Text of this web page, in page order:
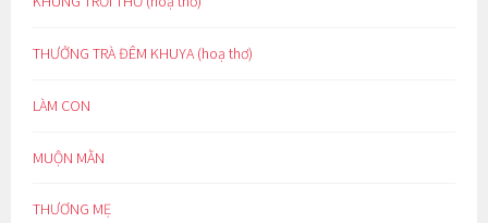
THƯỞNG TRÀ ĐÊM KHUYA (hoạ thơ)
LÀM CON
MUỘN MẰN
THƯƠNG MẸ